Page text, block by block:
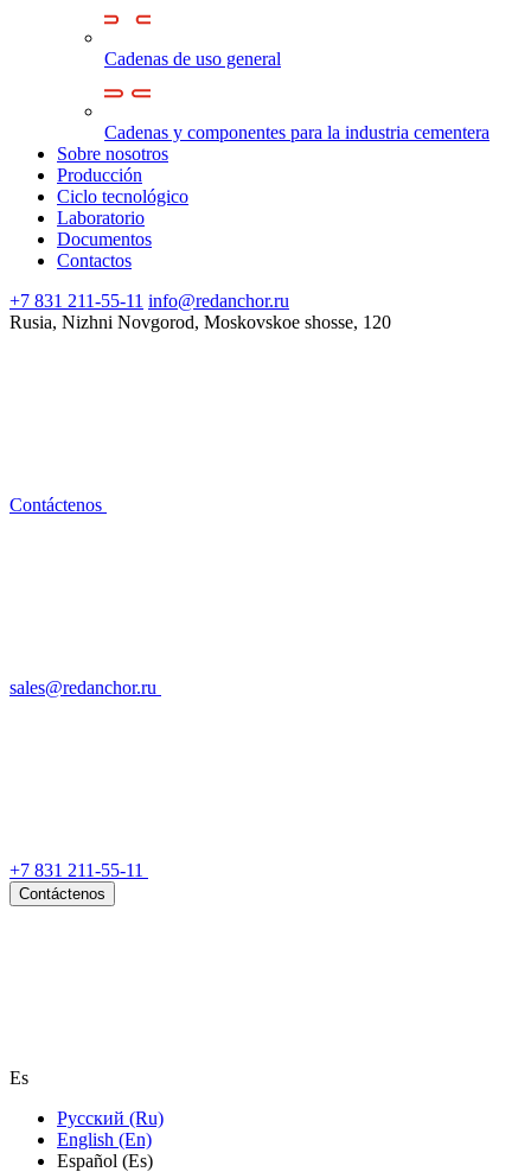
Cadenas de uso general
Cadenas y componentes para la industria cementera
Sobre nosotros
Producción
Ciclo tecnológico
Laboratorio
Documentos
Contactos
+7 831 211-55-11 info@redanchor.ru
Rusia, Nizhni Novgorod, Moskovskoe shosse, 120
Contáctenos
sales@redanchor.ru
+7 831 211-55-11
Contáctenos
Es
Русский (Ru)
English (En)
Español (Es)